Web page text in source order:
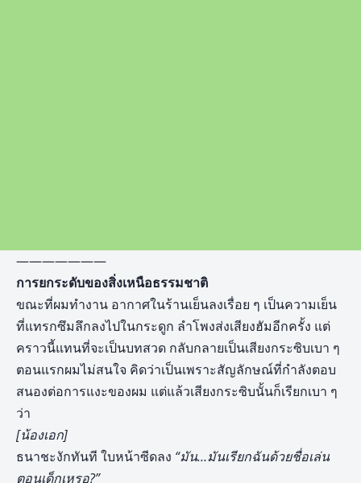
———————
การยกระดับของสิ่งเหนือธรรมชาติ
ขณะที่ผมทำงาน อากาศในร้านเย็นลงเรื่อย ๆ เป็นความเย็น
ที่แทรกซึมลึกลงไปในกระดูก ลำโพงส่งเสียงฮัมอีกครั้ง แต่
คราวนี้แทนที่จะเป็นบทสวด กลับกลายเป็นเสียงกระซิบเบา ๆ
ตอนแรกผมไม่สนใจ คิดว่าเป็นเพราะสัญลักษณ์ที่กำลังตอบ
สนองต่อการแงะของผม แต่แล้วเสียงกระซิบนั้นก็เรียกเบา ๆ
ว่า
[น้องเอก]
ธนาชะงักทันที ใบหน้าซีดลง “มัน…มันเรียกฉันด้วยชื่อเล่น
ตอนเด็กเหรอ?”